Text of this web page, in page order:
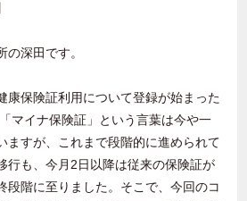
の深田です。
康保険証利用について登録が始まった
マイナ保険証」という言葉は今や一
ますが、これまで段階的に進められて
行も、今月 2日以降は従来の保険証が
段階に至りました。そこで、今回のコ